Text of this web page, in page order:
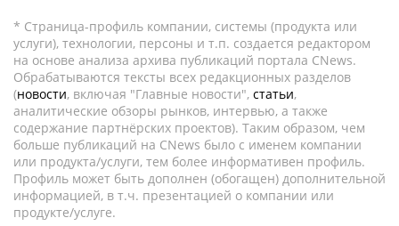
* Страница-профиль компании, системы (продукта или
услуги), технологии, персоны и т.п. создается редактором
на основе анализа архива публикаций портала CNews.
Обрабатываются тексты всех редакционных разделов
(новости, включая "Главные новости", статьи,
аналитические обзоры рынков, интервью, а также
содержание партнёрских проектов). Таким образом, чем
больше публикаций на CNews было с именем компании
или продукта/услуги, тем более информативен профиль.
Профиль может быть дополнен (обогащен) дополнительной
информацией, в т.ч. презентацией о компании или
продукте/услуге.